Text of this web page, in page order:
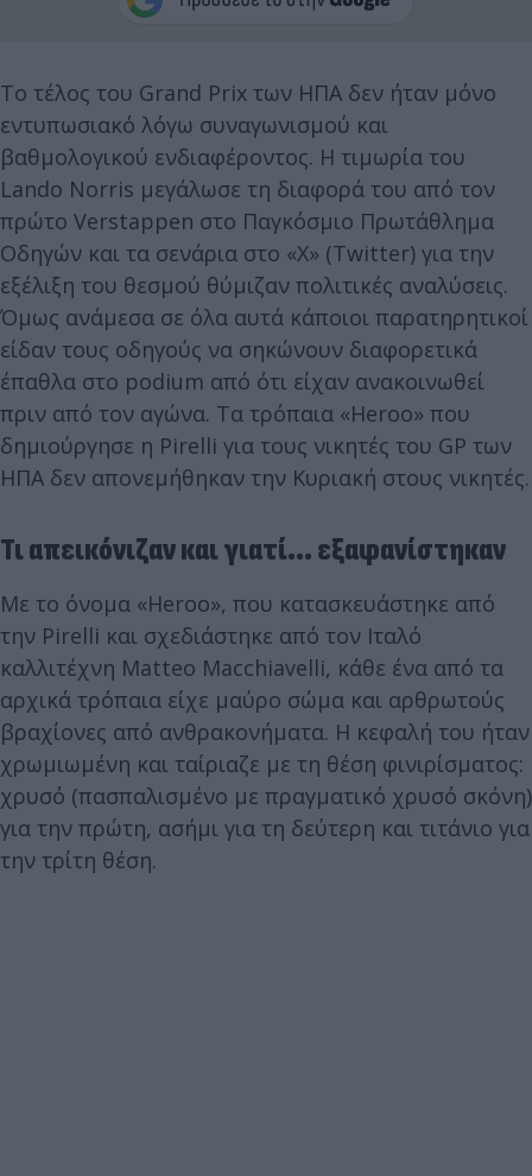
Το τέλος του Grand Prix των ΗΠΑ δεν ήταν μόνο
εντυπωσιακό λόγω συναγωνισμού και
βαθμολογικού ενδιαφέροντος. Η τιμωρία του
Lando Norris μεγάλωσε τη διαφορά του από τον
πρώτο Verstappen στο Παγκόσμιο Πρωτάθλημα
Οδηγών και τα σενάρια στο «X» (Twitter) για την
εξέλιξη του θεσμού θύμιζαν πολιτικές αναλύσεις.
Όμως ανάμεσα σε όλα αυτά κάποιοι παρατηρητικοί
είδαν τους οδηγούς να σηκώνουν διαφορετικά
έπαθλα στο podium από ότι είχαν ανακοινωθεί
πριν από τον αγώνα. Τα τρόπαια «Heroo» που
δημιούργησε η Pirelli για τους νικητές του GP των
ΗΠΑ δεν απονεμήθηκαν την Κυριακή στους νικητές.
Τι απεικόνιζαν και γιατί… εξαφανίστηκαν
Με το όνομα «Heroo», που κατασκευάστηκε από
την Pirelli και σχεδιάστηκε από τον Ιταλό
καλλιτέχνη Matteo Macchiavelli, κάθε ένα από τα
αρχικά τρόπαια είχε μαύρο σώμα και αρθρωτούς
βραχίονες από ανθρακονήματα. Η κεφαλή του ήταν
χρωμιωμένη και ταίριαζε με τη θέση φινιρίσματος:
χρυσό (πασπαλισμένο με πραγματικό χρυσό σκόνη)
για την πρώτη, ασήμι για τη δεύτερη και τιτάνιο για
την τρίτη θέση.